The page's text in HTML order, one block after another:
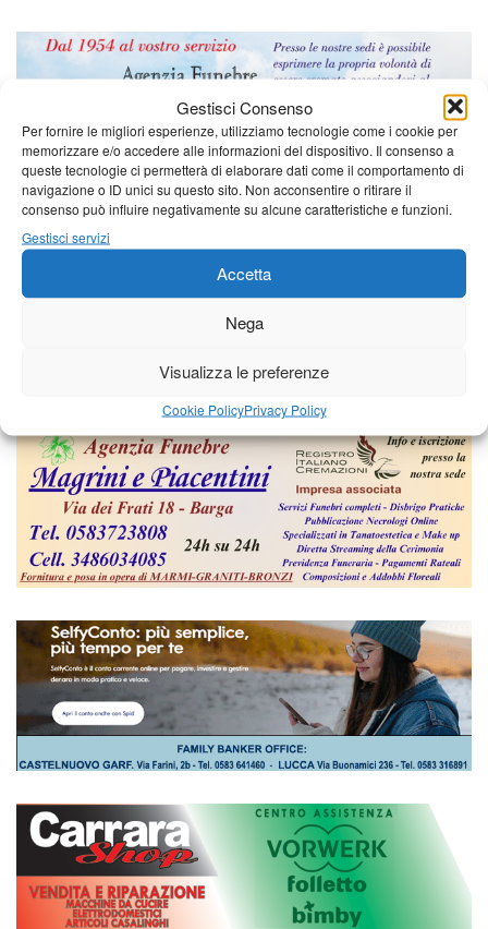
Gestisci Consenso
Per fornire le migliori esperienze, utilizziamo tecnologie come i cookie per
memorizzare e/o accedere alle informazioni del dispositivo. Il consenso a
queste tecnologie ci permetterà di elaborare dati come il comportamento di
navigazione o ID unici su questo sito. Non acconsentire o ritirare il
consenso può influire negativamente su alcune caratteristiche e funzioni.
Gestisci servizi
Accetta
Nega
Visualizza le preferenze
Cookie PolicyPrivacy Policy